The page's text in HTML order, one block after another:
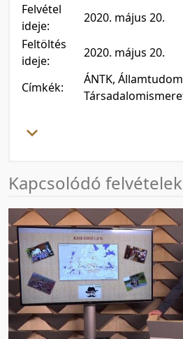
Felvétel
ideje:
2020. május 20.
Feltöltés
ideje:
2020. május 20.
Címkék:
ÁNTK,
Kapcsolódó felvételek